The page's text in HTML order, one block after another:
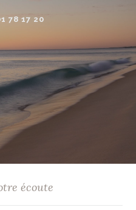
78 17 20
écoute